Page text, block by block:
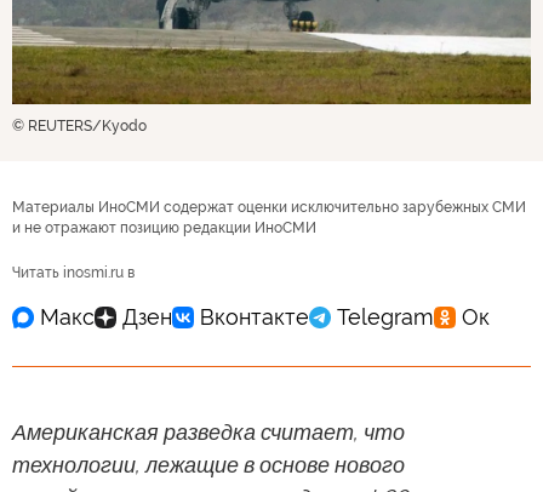
© REUTERS/Kyodo
Материалы ИноСМИ содержат оценки исключительно зарубежных СМИ
и не отражают позицию редакции ИноСМИ
Читать inosmi.ru в
Американская разведка считает, что
технологии, лежащие в основе нового